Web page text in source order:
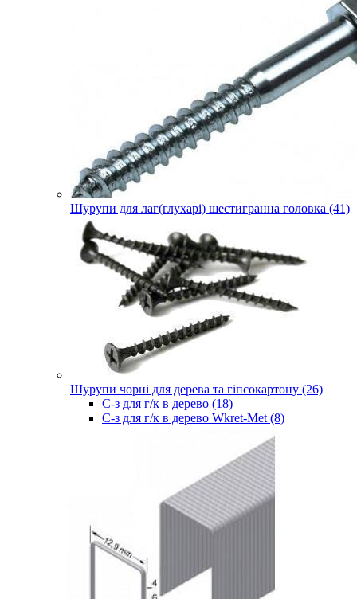
Шурупи для лаг(глухарі) шестигранна головка (41)
Шурупи чорні для дерева та гіпсокартону (26)
С-з для г/к в дерево (18)
С-з для г/к в дерево Wkret-Met (8)